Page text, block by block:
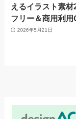
えるイラスト素材
フリー＆商用利用
2026年5月21日